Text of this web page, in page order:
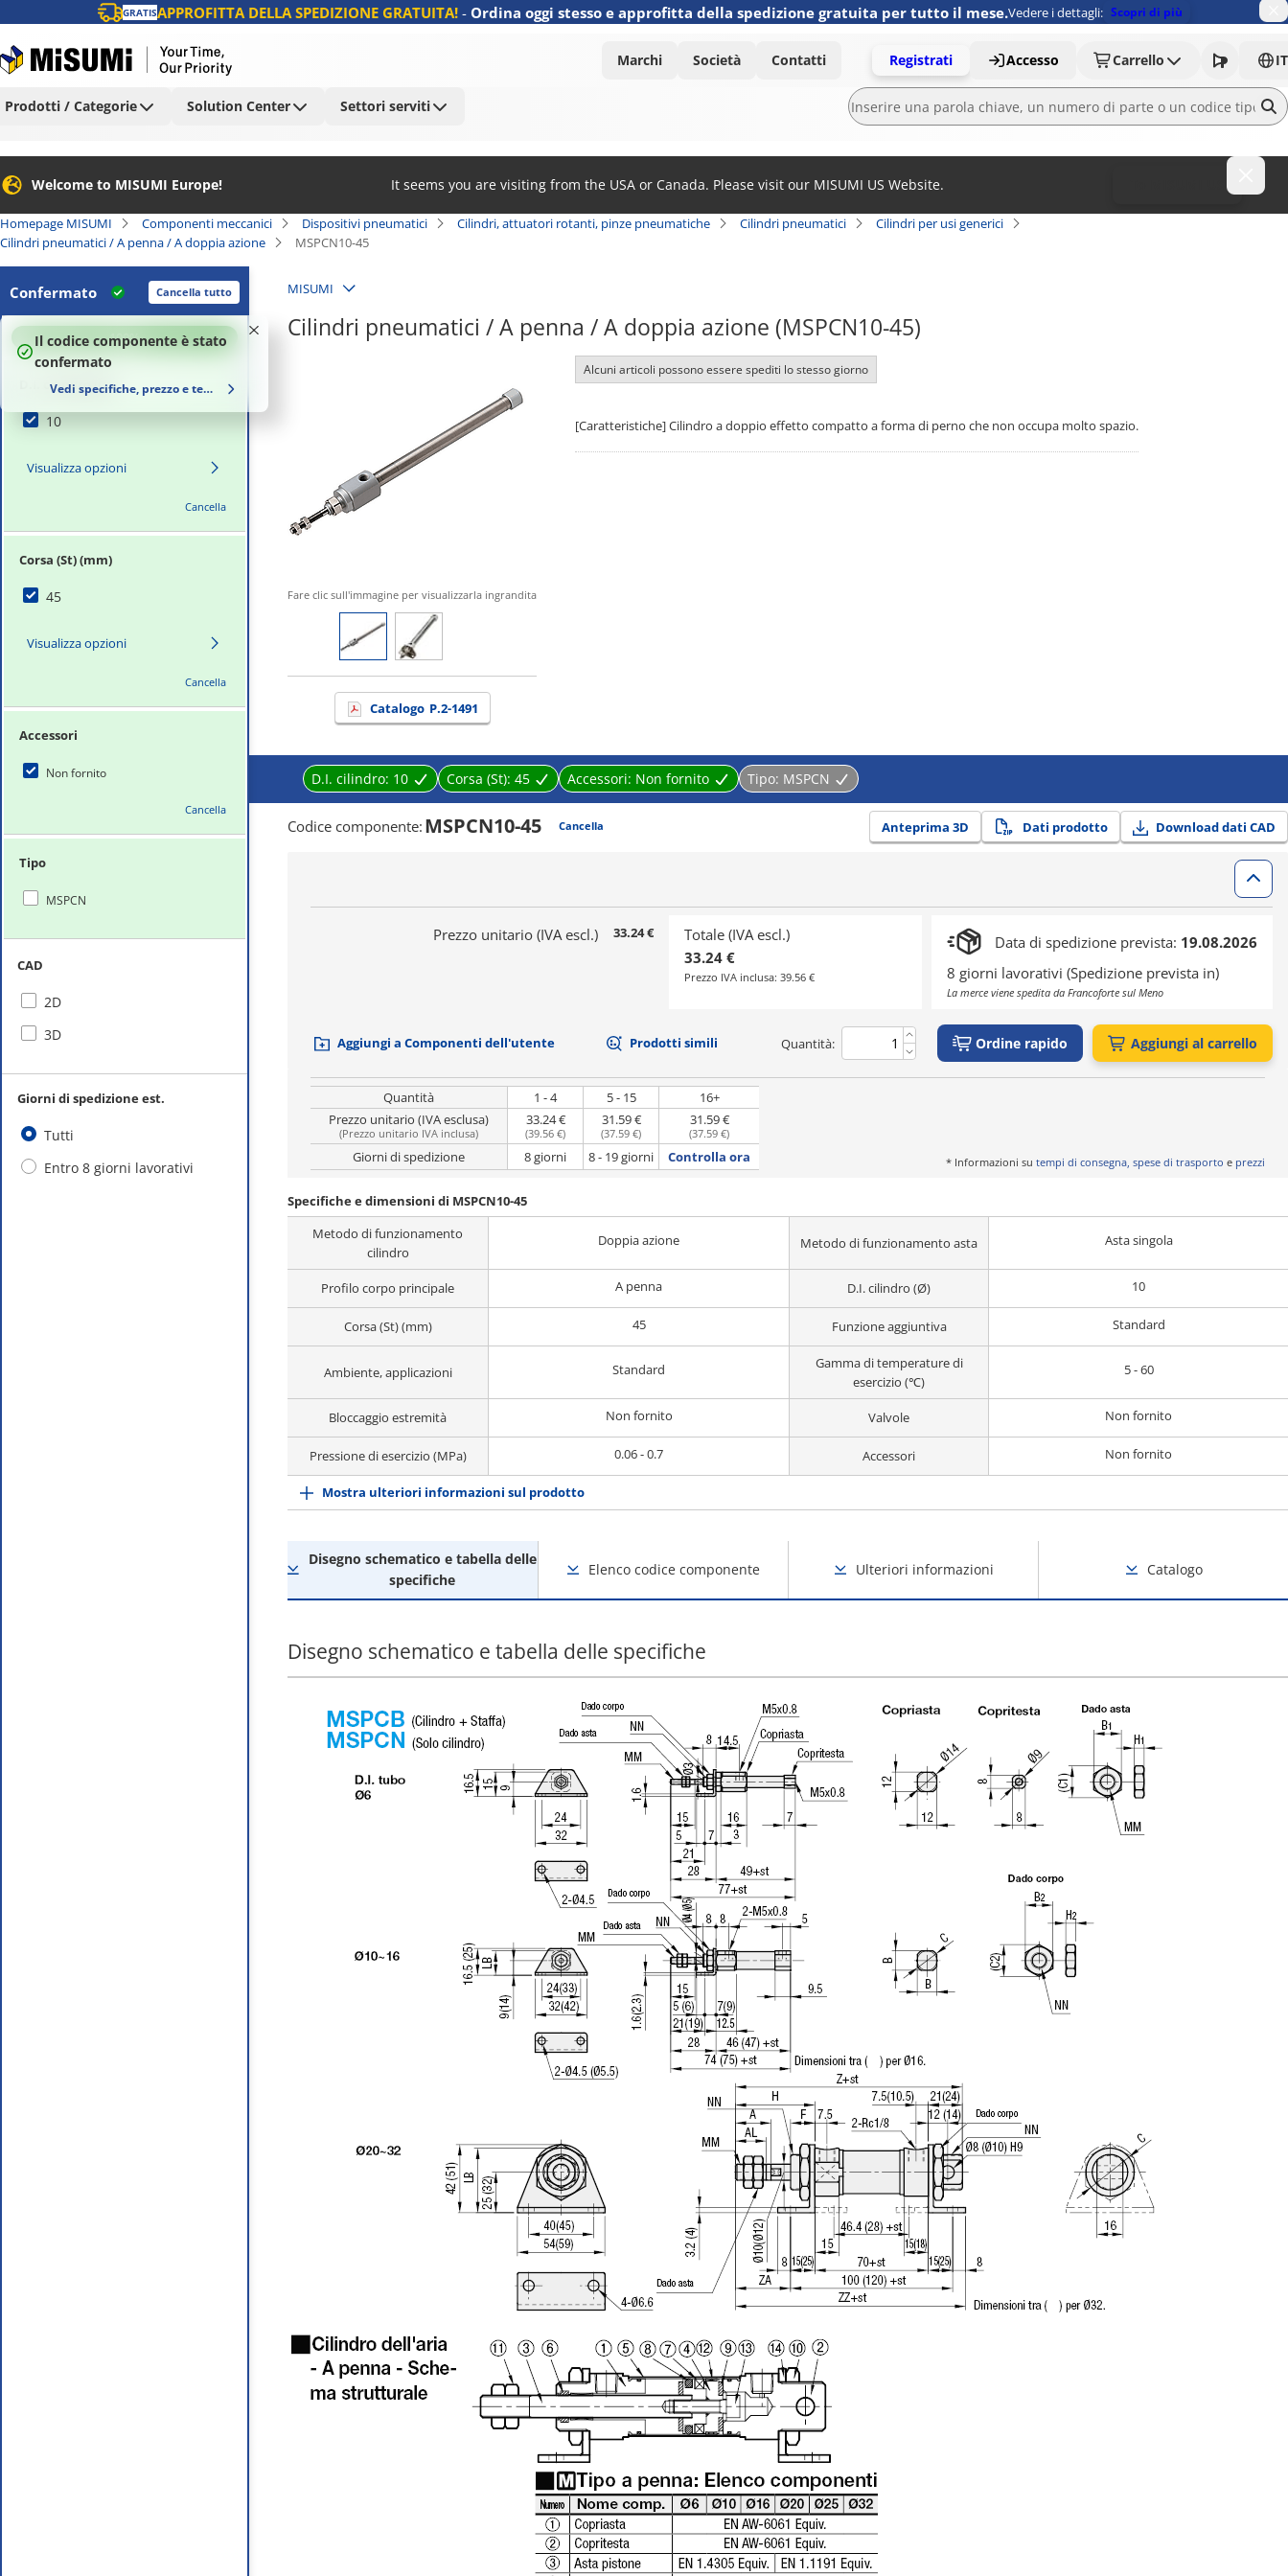
GRATISAPPROFITTA DELLA SPEDIZIONE GRATUITA! - Ordina oggi stesso e approfitta della spedizione gratuita per tutto il mese.Vedere i dettagli: Scopri di più
Marchi Società Contatti Registrati Accesso Carrello IT
Prodotti / Categorie Solution Center Settori serviti
Welcome to MISUMI Europe! It seems you are visiting from the USA or Canada. Please visit our MISUMI US Website.
Homepage MISUMI Componenti meccanici Dispositivi pneumatici Cilindri, attuatori rotanti, pinze pneumatiche Cilindri pneumatici
Cilindri per usi generici
Cilindri pneumatici / A penna / A doppia azione
MSPCN10-45
Confermato Cancella tutto
100%
Il codice componente è stato
confermato
Vedi specifiche, prezzo e tempi di consegna
D.I. cilindro (Ø)
10
Visualizza opzioni
Cancella
Corsa (St) (mm)
45
Visualizza opzioni
Cancella
Accessori
Non fornito
Cancella
Tipo
MSPCN
CAD
2D
3D
Giorni di spedizione est.
Tutti
Entro 8 giorni lavorativi
MISUMI
Cilindri pneumatici / A penna / A doppia azione (MSPCN10-45)
Fare clic sull'immagine per visualizzarla ingrandita
Catalogo P.2-1491
Alcuni articoli possono essere spediti lo stesso giorno
[Caratteristiche] Cilindro a doppio effetto compatto a forma di perno che non occupa molto spazio.
D.I. cilindro: 10 Corsa (St): 45 Accessori: Non fornito Tipo: MSPCN
Codice componente: MSPCN10-45 Cancella Anteprima 3D Dati prodotto Download dati CAD
Prezzo unitario (IVA escl.) 33.24 €
Totale (IVA escl.)
33.24 €
Prezzo IVA inclusa: 39.56 €
Data di spedizione prevista: 19.08.2026
8 giorni lavorativi (Spedizione prevista in)
La merce viene spedita da Francoforte sul Meno
Aggiungi a Componenti dell'utente Prodotti simili Quantità: Ordine rapido Aggiungi al carrello
Quantità 1 - 4 5 - 15
16+
Prezzo unitario (IVA esclusa)
(Prezzo unitario IVA inclusa)
33.24 €
(39.56 €)
31.59 €
(37.59 €)
31.59 €
(37.59 €)
Giorni di spedizione 8 giorni 8 - 19 giorni Controlla ora * Informazioni su tempi di consegna, spese di trasporto e prezzi
Specifiche e dimensioni di MSPCN10-45
Metodo di funzionamento
cilindro
Doppia azione Metodo di funzionamento asta Asta singola
Profilo corpo principale A penna D.I. cilindro (Ø) 10
Corsa (St) (mm) 45 Funzione aggiuntiva Standard
Ambiente, applicazioni Standard
Gamma di temperature di
esercizio (℃)
5 - 60
Bloccaggio estremità Non fornito Valvole Non fornito
Pressione di esercizio (MPa) 0.06 - 0.7 Accessori Non fornito
Mostra ulteriori informazioni sul prodotto
Disegno schematico e tabella delle
specifiche
Elenco codice componente Ulteriori informazioni Catalogo
Disegno schematico e tabella delle specifiche